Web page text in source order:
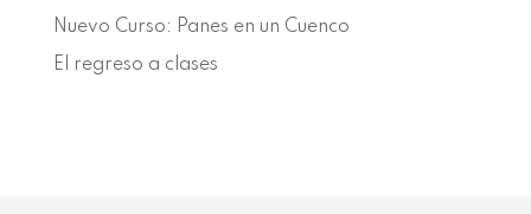
Nuevo Curso: Panes en un Cuenco
El regreso a clases